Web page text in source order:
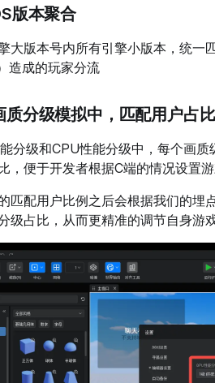
版本聚合
大版本号内所有引擎小版本，统一
造成的玩家分流
质分级模拟中，匹配用户占
分级和CPU性能分级中，每个画质
，便于开发者根据C端的情况设置游
匹配用户比例之后会根据我们的埋
级占比，从而更精准的调节自身游